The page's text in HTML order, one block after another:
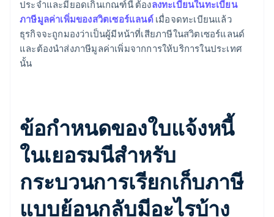
ประจำและมียอดเกินเกณฑ์นี้ ต้องลงทะเบียนในทะเบียน
ภาษีมูลค่าเพิ่มของสวิตเซอร์แลนด์เมื่อจดทะเบียนแล้ว
ธุรกิจจะถูกมองว่าเป็นผู้มีหน้าที่เสียภาษีในสวิตเซอร์แลนด์
และต้องนำส่งภาษีมูลค่าเพิ่มจากการให้บริการในประเทศ
นั้น
ข้อกำหนดของใบแจ้งหนี้
ในเยอรมนีสำหรับ
กระบวนการเรียกเก็บภาษี
แบบย้อนกลับมีอะไรบ้าง